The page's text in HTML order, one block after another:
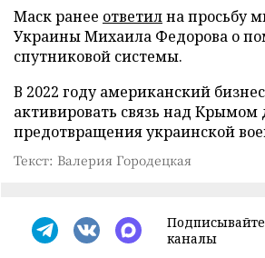
Маск ранее ответилна просьбу
Украины Михаила Федорова о
спутниковой системы.
В 2022 году американский
активировать связь над Крымом
предотвращения украинской
Текст: Валерия Городецкая
каналы